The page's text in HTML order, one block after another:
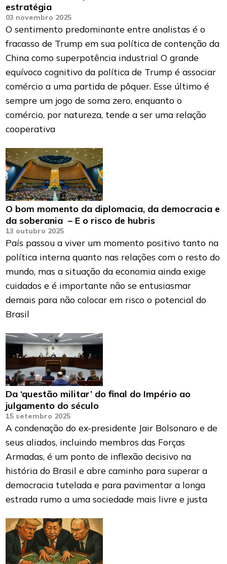
estratégia
03 novembro 2025
O sentimento predominante entre analistas é o
fracasso de Trump em sua política de contenção da
China como superpotência industrial O grande
equívoco cognitivo da política de Trump é associar
comércio a uma partida de pôquer. Esse último é
sempre um jogo de soma zero, enquanto o
comércio, por natureza, tende a ser uma relação
cooperativa
O bom momento da diplomacia, da democracia e
da soberania – E o risco de hubris
13 outubro 2025
País passou a viver um momento positivo tanto na
política interna quanto nas relações com o resto do
mundo, mas a situação da economia ainda exige
cuidados e é importante não se entusiasmar
demais para não colocar em risco o potencial do
Brasil
Da ‘questão militar’ do final do Império ao
julgamento do século
15 setembro 2025
A condenação do ex-presidente Jair Bolsonaro e de
seus aliados, incluindo membros das Forças
Armadas, é um ponto de inflexão decisivo na
história do Brasil e abre caminho para superar a
democracia tutelada e para pavimentar a longa
estrada rumo a uma sociedade mais livre e justa